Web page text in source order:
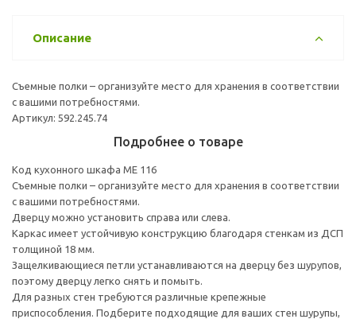
Описание
Съемные полки – организуйте место для хранения в соответствии
с вашими потребностями.
Артикул: 592.245.74
Подробнее о товаре
Код кухонного шкафа ME 116
Съемные полки – организуйте место для хранения в соответствии
с вашими потребностями.
Дверцу можно установить справа или слева.
Каркас имеет устойчивую конструкцию благодаря стенкам из ДСП
толщиной 18 мм.
Защелкивающиеся петли устанавливаются на дверцу без шурупов,
поэтому дверцу легко снять и помыть.
Для разных стен требуются различные крепежные
приспособления. Подберите подходящие для ваших стен шурупы,